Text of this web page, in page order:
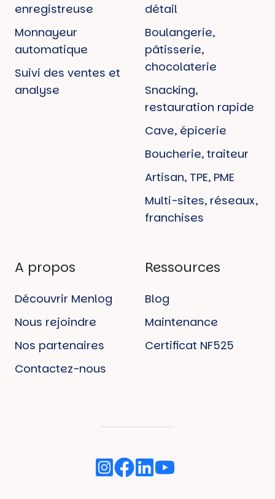
enregistreuse
Monnayeur
automatique
Suivi des ventes et
analyse
détail
Boulangerie,
pâtisserie,
chocolaterie
Snacking,
restauration rapide
Cave, épicerie
Boucherie, traiteur
Artisan, TPE, PME
Multi-sites, réseaux,
franchises
A propos
Découvrir Menlog
Nous rejoindre
Nos partenaires
Contactez-nous
Ressources
Blog
Maintenance
Certificat NF525